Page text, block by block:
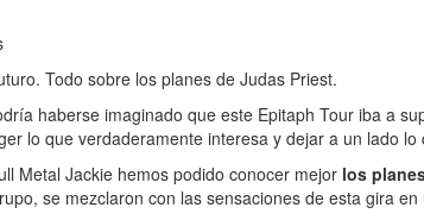
Todo sobre los planes de Judas Priest.
haberse imaginado que este Epitaph Tour iba a
lo que verdaderamente interesa y dejar a un lado
Metal Jackie hemos podido conocer mejor los
se mezclaron con las sensaciones de esta gira